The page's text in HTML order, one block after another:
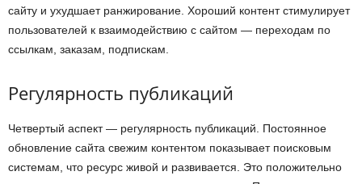
сайту и ухудшает ранжирование. Хороший контент стимулирует
пользователей к взаимодействию с сайтом — переходам по
ссылкам, заказам, подпискам.
Регулярность публикаций
Четвертый аспект — регулярность публикаций. Постоянное
обновление сайта свежим контентом показывает поисковым
системам, что ресурс живой и развивается. Это положительно